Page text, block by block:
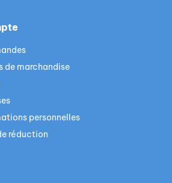
de marchandise
personnelles
réduction